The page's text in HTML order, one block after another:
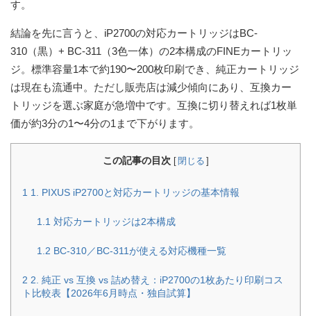
す。
結論を先に言うと、 iP2700の対応カートリッジはBC-
310（黒）+ BC-311（3色一体）の2本構成のFINEカートリッ
ジ。標準容量1本で約190〜200枚印刷でき、純正カートリッジ
は現在も流通中。ただし販売店は減少傾向にあり、 互換カー
トリッジを選ぶ家庭が急増中です。互換に切り替えれば1枚単
価が約3分の1〜4分の1まで下がります。
この記事の目次 [ 閉じる ]
1 1. PIXUS iP2700と対応カートリッジの基本情報
1.1 対応カートリッジは2本構成
1.2 BC-310／BC-311が使える対応機種一覧
2 2. 純正 vs 互換 vs 詰め替え：iP2700の1枚あたり印刷コス
ト比較表【2026年6月時点・独自試算】